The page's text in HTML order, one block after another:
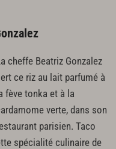
cheffe Beatriz Gonzalez
ce riz au lait parfumé à
fève tonka et à la
verte, dans son
parisien. Taco
spécialité culinaire de